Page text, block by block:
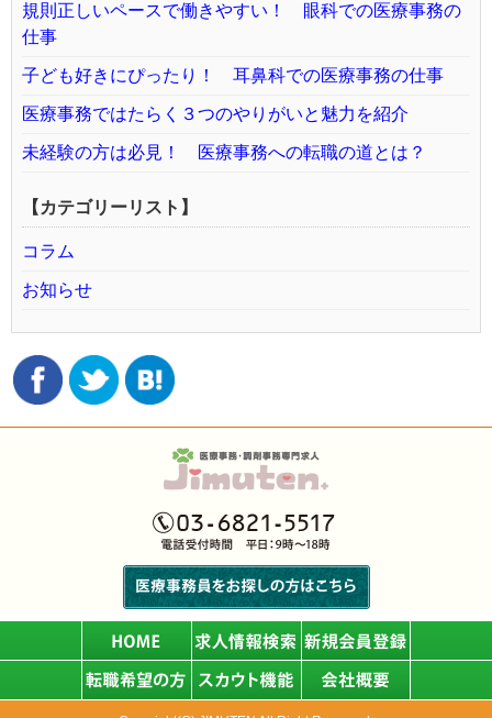
規則正しいペースで働きやすい！ 眼科での医療事務の
仕事
子ども好きにぴったり！ 耳鼻科での医療事務の仕事
医療事務ではたらく３つのやりがいと魅力を紹介
未経験の方は必見！ 医療事務への転職の道とは？
【カテゴリーリスト】
コラム
お知らせ